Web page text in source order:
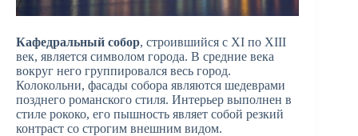
Кафедральный собор, строившийся с XI по XIII
век, является символом города. В средние века
вокруг него группировался весь город.
Колокольни, фасады собора являются шедеврами
позднего романского стиля. Интерьер выполнен в
стиле рококо, его пышность являет собой резкий
контраст со строгим внешним видом.